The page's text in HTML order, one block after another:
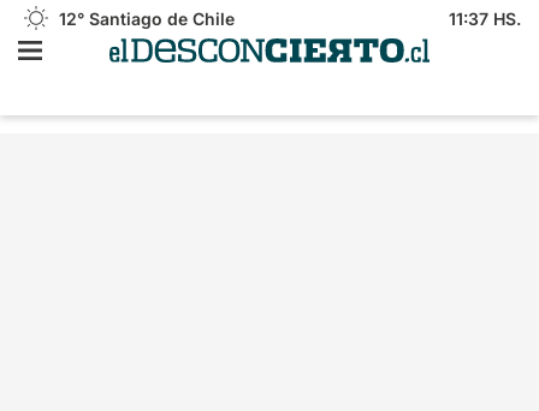
12° Santiago de Chile 11:37 HS.